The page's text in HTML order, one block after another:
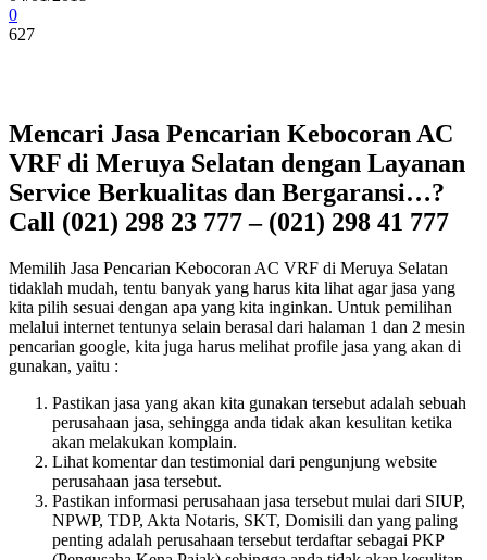
0
627
Mencari Jasa Pencarian Kebocoran AC
VRF di Meruya Selatan dengan Layanan
Service Berkualitas dan Bergaransi…?
Call (021) 298 23 777 – (021) 298 41 777
Memilih Jasa Pencarian Kebocoran AC VRF di Meruya Selatan
tidaklah mudah, tentu banyak yang harus kita lihat agar jasa yang
kita pilih sesuai dengan apa yang kita inginkan. Untuk pemilihan
melalui internet tentunya selain berasal dari halaman 1 dan 2 mesin
pencarian google, kita juga harus melihat profile jasa yang akan di
gunakan, yaitu :
Pastikan jasa yang akan kita gunakan tersebut adalah sebuah
perusahaan jasa, sehingga anda tidak akan kesulitan ketika
akan melakukan komplain.
Lihat komentar dan testimonial dari pengunjung website
perusahaan jasa tersebut.
Pastikan informasi perusahaan jasa tersebut mulai dari SIUP,
NPWP, TDP, Akta Notaris, SKT, Domisili dan yang paling
penting adalah perusahaan tersebut terdaftar sebagai PKP